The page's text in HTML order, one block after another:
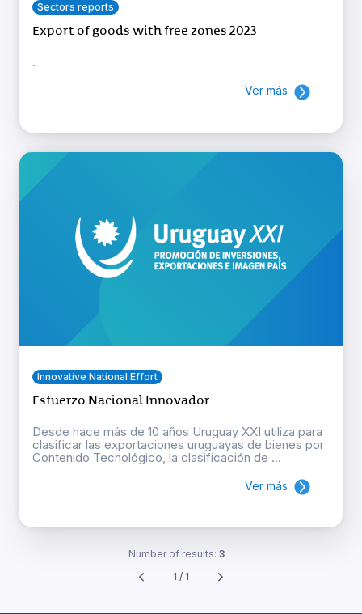
Sectors reports
Export of goods with free zones 2023
.
Ver más
Innovative National Effort
Esfuerzo Nacional Innovador
Desde hace más de 10 años Uruguay XXI utiliza para
clasificar las exportaciones uruguayas de bienes por
Contenido Tecnológico, la clasificación de ...
Ver más
Number of results: 3
1 / 1